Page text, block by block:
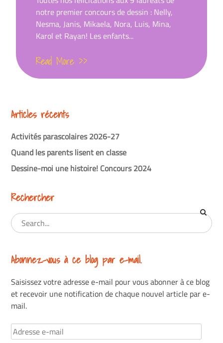
notre premier concours de dessin : Nelly,
Nesma, Janis, Mikaela, Nora, Luis, Mina,
Karol et Rayan! Les enfants...
Read More >>
Articles récents
Activités parascolaires 2026-27
Quand les parents lisent en classe
Dessine-moi une histoire! Concours 2024
Rechercher
Abonnez-vous à ce blog par e-mail.
Saisissez votre adresse e-mail pour vous abonner à ce blog
et recevoir une notification de chaque nouvel article par e-
mail.
Adresse